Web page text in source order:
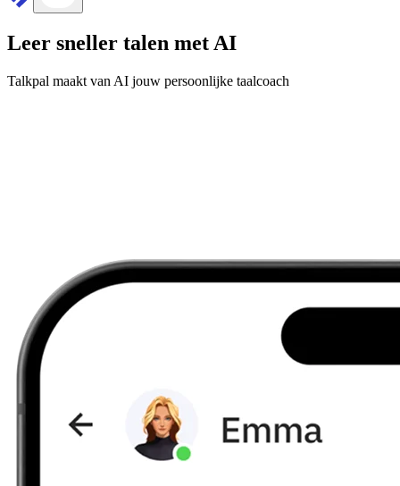
Leer sneller talen met AI
Talkpal maakt van AI jouw persoonlijke taalcoach